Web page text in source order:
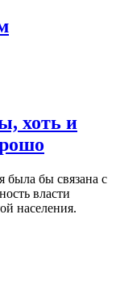
хоть и
была бы связана с
власти
населения.